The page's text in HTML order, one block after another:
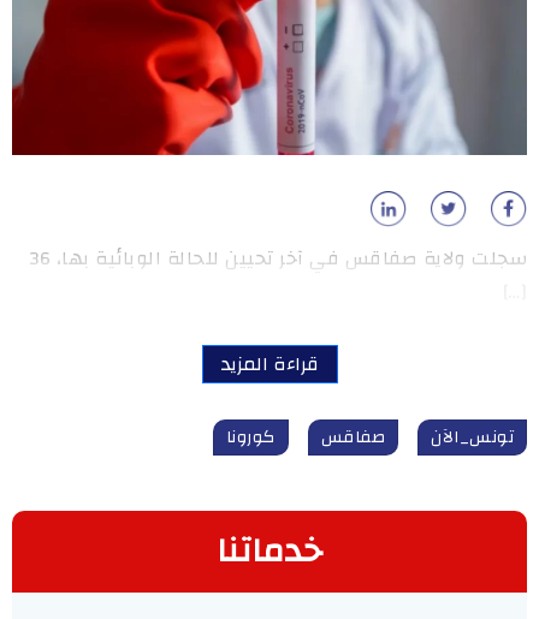
سجلت ولاية صفاقس في آخر تحيين للحالة الوبائية بها، 36
قراءة المزيد
تونس_الآن صفاقس كورونا
خدماتنا